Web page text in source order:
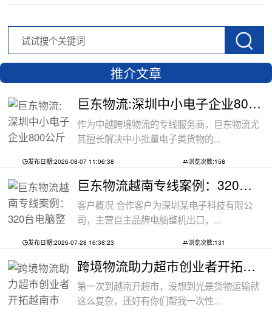
推介文章
巨东物流:深圳中小电子企业800公斤配件出
作为中越跨境物流的专线服务商，巨东物流尤
其擅长解决中小批量电子类货物的...
发布日期:2026-08-07 11:06:38 浏览次数:158
巨东物流越南专线案例：320台电脑整机
客户概况 合作客户为深圳某电子科技有限公
司，主营自主品牌电脑整机出口，...
发布日期:2026-07-28 16:38:23 浏览次数:131
跨境物流助力超市创业者开拓越南市场：
第一次到越南开超市，没想到光是货物运输就
这么复杂，还好有你们帮我一次性...